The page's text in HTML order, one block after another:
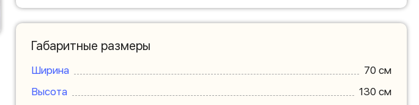
Габаритные размеры
Ширина
70 см
Высота
130 см